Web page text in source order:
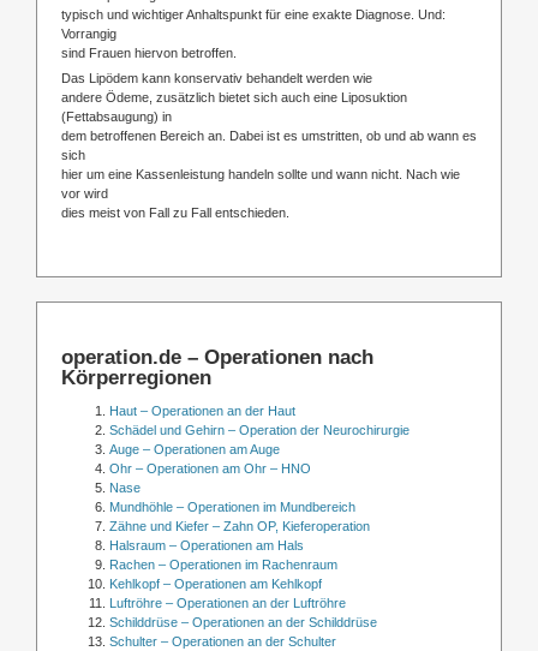
typisch und wichtiger Anhaltspunkt für eine exakte Diagnose. Und:
Vorrangig
sind Frauen hiervon betroffen.
Das Lipödem kann konservativ behandelt werden wie
andere Ödeme, zusätzlich bietet sich auch eine Liposuktion
(Fettabsaugung) in
dem betroffenen Bereich an. Dabei ist es umstritten, ob und ab wann es
sich
hier um eine Kassenleistung handeln sollte und wann nicht. Nach wie
vor wird
dies meist von Fall zu Fall entschieden.
operation.de – Operationen nach
Körperregionen
Haut – Operationen an der Haut
Schädel und Gehirn – Operation der Neurochirurgie
Auge – Operationen am Auge
Ohr – Operationen am Ohr – HNO
Nase
Mundhöhle – Operationen im Mundbereich
Zähne und Kiefer – Zahn OP, Kieferoperation
Halsraum – Operationen am Hals
Rachen – Operationen im Rachenraum
Kehlkopf – Operationen am Kehlkopf
Luftröhre – Operationen an der Luftröhre
Schilddrüse – Operationen an der Schilddrüse
Schulter – Operationen an der Schulter